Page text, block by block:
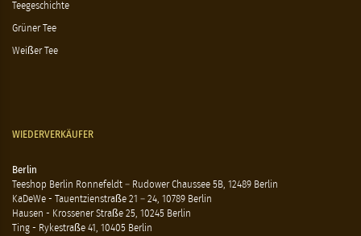
Teegeschichte
Grüner Tee
Weißer Tee
WIEDERVERKÄUFER
Berlin
Teeshop Berlin Ronnefeldt – Rudower Chaussee 5B, 12489 Berlin
KaDeWe - Tauentzienstraße 21 – 24, 10789 Berlin
Hausen - Krossener Straße 25, 10245 Berlin
Ting - Rykestraße 41, 10405 Berlin